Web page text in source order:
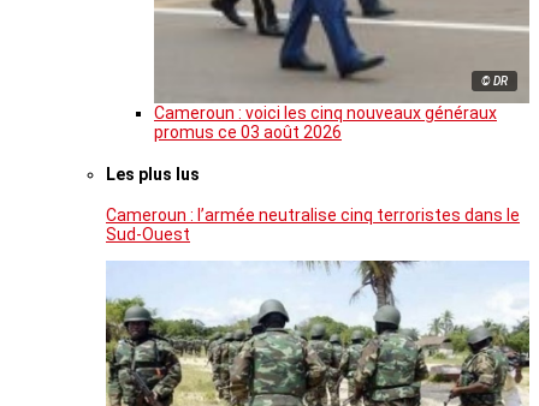
© DR
Cameroun : voici les cinq nouveaux généraux
promus ce 03 août 2026
Les plus lus
Cameroun : l’armée neutralise cinq terroristes dans le
Sud-Ouest